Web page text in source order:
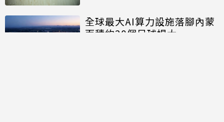
全球最大AI算力設施落腳內蒙
面積約20個足球場大